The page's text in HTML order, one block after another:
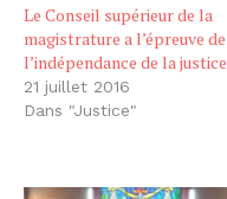
Le Conseil supérieur de la
magistrature a l’épreuve de
l’indépendance de la justice
21 juillet 2016
Dans "Justice"